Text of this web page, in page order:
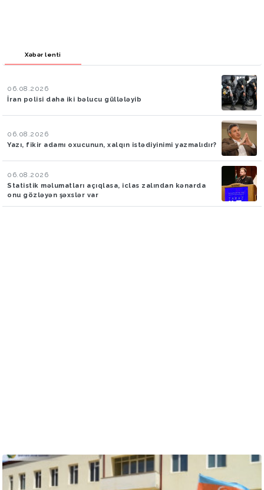
Xəbər lenti
06.08.2026
İran polisi daha iki bəlucu güllələyib
06.08.2026
Yazı, fikir adamı oxucunun, xalqın istədiyinimi yazmalıdır?
06.08.2026
Statistik məlumatları açıqlasa, iclas zalından kənarda
onu gözləyən şəxslər var